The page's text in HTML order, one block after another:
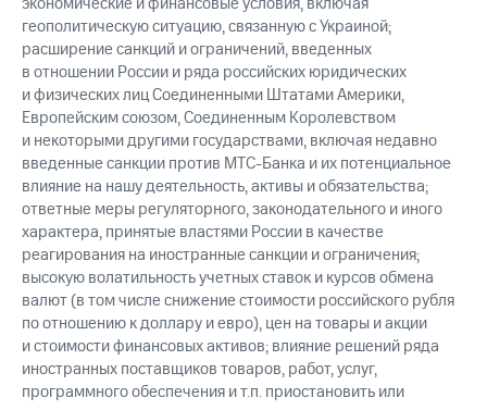
геополитическую ситуацию, связанную с Украиной;
расширение санкций и ограничений, введенных
в отношении России и ряда российских юридических
и физических лиц Соединенными Штатами Америки,
Европейским союзом, Соединенным Королевством
и некоторыми другими государствами, включая недавно
введенные санкции против МТС-Банка и их потенциальное
влияние на нашу деятельность, активы и обязательства;
ответные меры регуляторного, законодательного и иного
характера, принятые властями России в качестве
реагирования на иностранные санкции и ограничения;
высокую волатильность учетных ставок и курсов обмена
валют (в том числе снижение стоимости российского рубля
по отношению к доллару и евро), цен на товары и акции
и стоимости финансовых активов; влияние решений ряда
иностранных поставщиков товаров, работ, услуг,
программного обеспечения и т.п. приостановить или